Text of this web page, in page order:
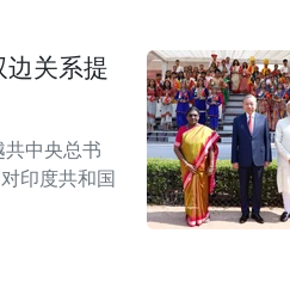
边关系提
共中央总书
印度共和国